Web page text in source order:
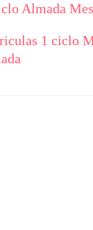
Almada
1 ciclo